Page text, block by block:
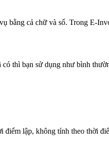
cả chữ và số. Trong E-
có thì bạn sử dụng như bình
điểm lập, không tính theo thời